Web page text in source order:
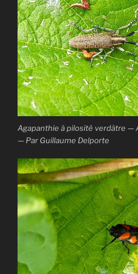
Agapanthie à pilosité verdâtre —
— Par Guillaume Delporte